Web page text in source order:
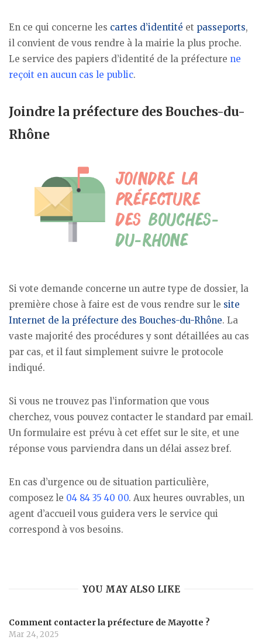
En ce qui concerne les cartes d’identité et passeports,
il convient de vous rendre à la mairie la plus proche.
Le service des papiers d’identité de la préfecture ne
reçoit en aucun cas le public.
Joindre la préfecture des Bouches-du-
Rhône
Si vote demande concerne un autre type de dossier, la
première chose à faire est de vous rendre sur le site
Internet de la préfecture des Bouches-du-Rhône. La
vaste majorité des procédures y sont détaillées au cas
par cas, et il faut simplement suivre le protocole
indiqué.
Si vous ne trouvez pas l’information que vous
cherchez, vous pouvez contacter le standard par email.
Un formulaire est prévu à cet effet sur le site, et une
réponse vous parviendra dans un délai assez bref.
En cas d’urgence ou de situation particulière,
composez le 04 84 35 40 00. Aux heures ouvrables, un
agent d’accueil vous guidera vers le service qui
correspond à vos besoins.
YOU MAY ALSO LIKE
Comment contacter la préfecture de Mayotte ?
Mar 24, 2025